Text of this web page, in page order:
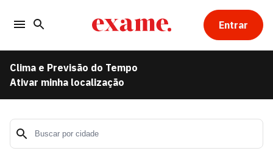
Entrar
Clima e Previsão do Tempo
Ativar minha localização